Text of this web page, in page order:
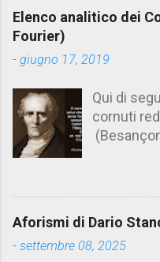
e
n
t
Elenco analitico dei
Fourier)
- giugno 17, 2019
Qui di
cornuti
cornuto
sua
Aforismi di Dario
- settembre 08, 2025